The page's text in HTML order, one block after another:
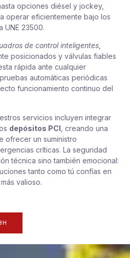
opciones diésel y jockey,
operar eficientemente bajo los
UNE 23500.
de control inteligentes
posicionados y válvulas fiables
rápida ante cualquier
automáticas periódicas
funcionamiento continuo del
servicios incluyen integrar
depósitos PCI , creando una
ofrecer un suministro
críticas. La seguridad
técnica sino también emocional:
tanto como tú confías en
valioso.